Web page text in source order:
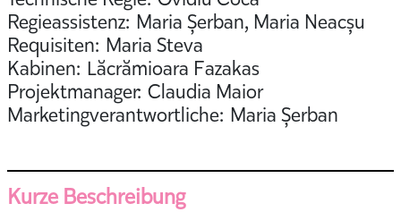
Regieassistenz: Maria Șerban, Maria Neacșu
Requisiten: Maria Steva
Kabinen: Lăcrămioara Fazakas
Projektmanager: Claudia Maior
Marketingverantwortliche: Maria Șerban
Kurze Beschreibung